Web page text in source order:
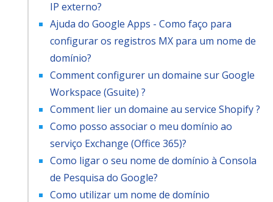
IP externo?
Ajuda do Google Apps - Como faço para
configurar os registros MX para um nome de
domínio?
Comment configurer un domaine sur Google
Workspace (Gsuite) ?
Comment lier un domaine au service Shopify ?
Como posso associar o meu domínio ao
serviço Exchange (Office 365)?
Como ligar o seu nome de domínio à Consola
de Pesquisa do Google?
Como utilizar um nome de domínio